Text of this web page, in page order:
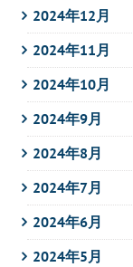
2024年12月
2024年11月
2024年10月
2024年9月
2024年8月
2024年7月
2024年6月
2024年5月